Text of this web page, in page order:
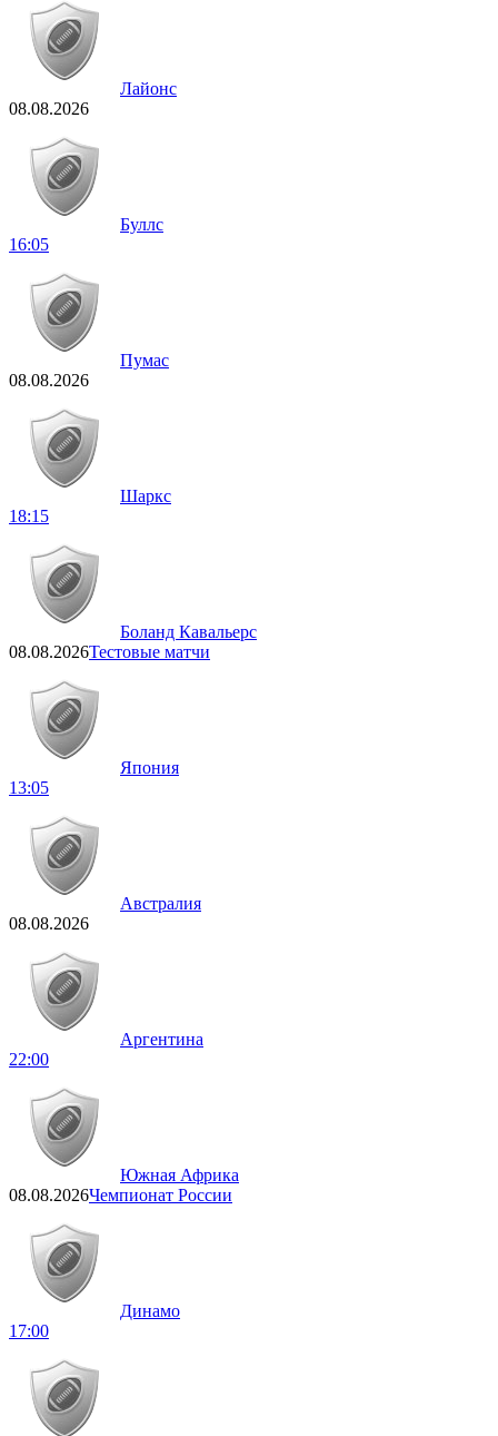
Лайонс
08.08.2026
Буллс
16:05
Пумас
08.08.2026
Шаркс
18:15
Боланд Кавальерс
08.08.2026Тестовые матчи
Япония
13:05
Австралия
08.08.2026
Аргентина
22:00
Южная Африка
08.08.2026Чемпионат России
Динамо
17:00